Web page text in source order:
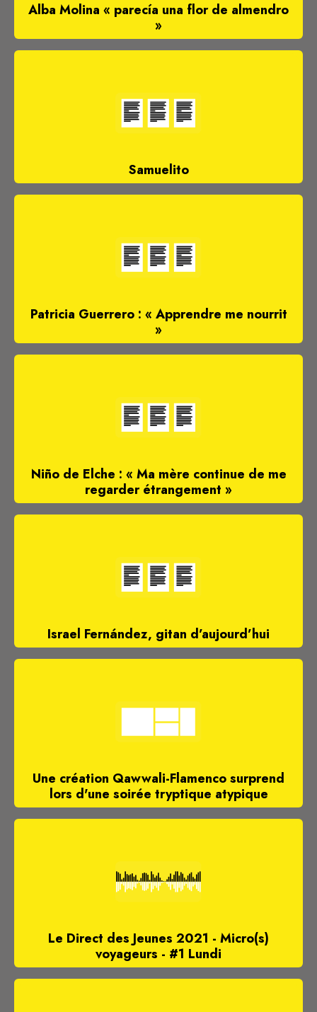
Alba Molina « parecía una flor de almendro
»
Samuelito
Patricia Guerrero : « Apprendre me nourrit
»
Niño de Elche : « Ma mère continue de me
regarder étrangement »
Israel Fernández, gitan d’aujourd’hui
Une création Qawwali-Flamenco surprend
lors d'une soirée tryptique atypique
Le Direct des Jeunes 2021 - Micro(s)
voyageurs - #1 Lundi